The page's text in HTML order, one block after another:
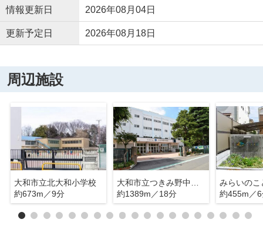
情報更新日 2026年08月04日
更新予定日 2026年08月18日
周辺施設
大和市立北大和小学校
約673m／9分
約1389m／18分
みらいのこ
約455m／